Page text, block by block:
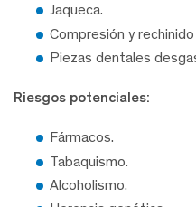
Jaqueca.
Compresión y
Piezas dentales
Riesgos potenciales:
Fármacos.
Tabaquismo.
Alcoholismo.